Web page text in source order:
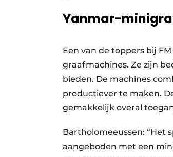
Yanmar-
Een van de toppers bij
graafmachines. Ze zijn
bieden. De machines
productiever te maken.
gemakkelijk overal
Bartholomeeussen: “Het
aangeboden met een